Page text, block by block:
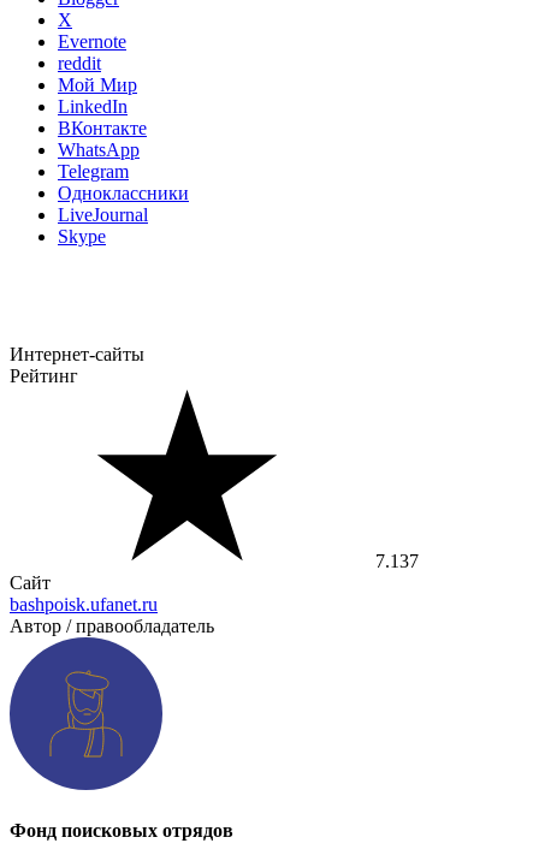
X
Evernote
reddit
Мой Мир
LinkedIn
ВКонтакте
WhatsApp
Telegram
Одноклассники
LiveJournal
Skype
Интернет-сайты
Рейтинг
7.137
Сайт
bashpoisk.ufanet.ru
Автор / правообладатель
Фонд поисковых отрядов